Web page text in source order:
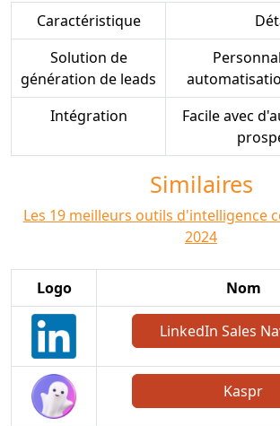
Caractéristique
Solution de
génération de leads
Intégration
Facile avec
Similaires
Les 19 meilleurs outils d'intelligence
2024
Logo Nom
LinkedIn Sales
Kaspr